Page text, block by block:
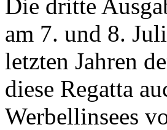
Die dritte
am 7. und 8.
letzten Jahren
diese Regatta
Werbellinsees